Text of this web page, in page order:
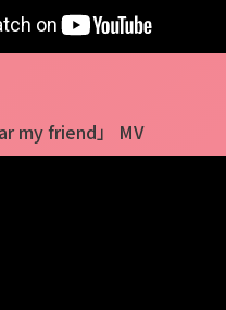
my friend」 MV